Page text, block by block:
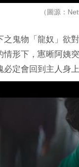
（圖源：
之鬼物「龍奴」欲
情形下，寭晰阿姨
必定會回到主人身